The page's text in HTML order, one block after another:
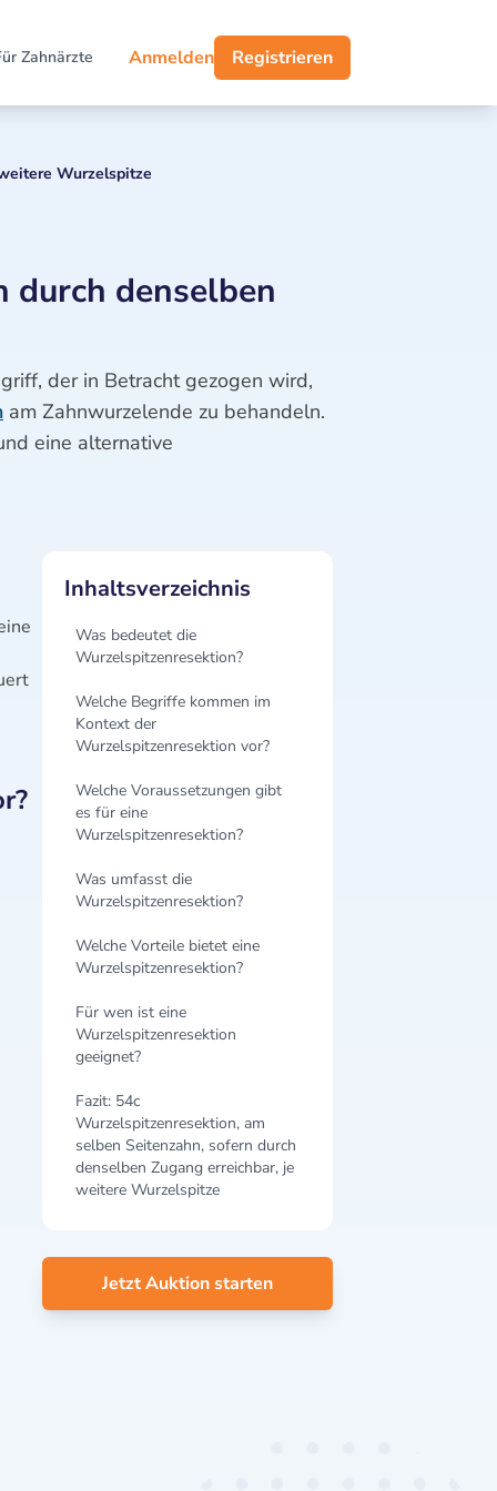
Zahnärzte Anmelden Registrieren
Wurzelspitze
durch denselben
der in Betracht gezogen wird,
am Zahnwurzelende zu behandeln.
eine alternative
Inhaltsverzeichnis
Was bedeutet die
Wurzelspitzenresektion?
Welche Begriffe kommen im
Kontext der
Wurzelspitzenresektion vor?
Welche Voraussetzungen gibt
es für eine
Wurzelspitzenresektion?
Was umfasst die
Wurzelspitzenresektion?
Welche Vorteile bietet eine
Wurzelspitzenresektion?
Für wen ist eine
Wurzelspitzenresektion
geeignet?
Fazit: 54c
Wurzelspitzenresektion, am
selben Seitenzahn, sofern durch
denselben Zugang erreichbar, je
weitere Wurzelspitze
Jetzt Auktion starten